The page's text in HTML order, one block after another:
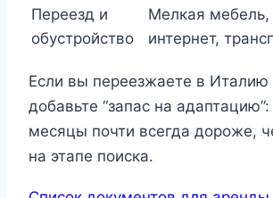
Переезд и
обустройство
Мелкая мебель,
интернет,
Если вы переезжаете в Италию
добавьте “запас на
месяцы почти всегда дороже,
на этапе поиска.